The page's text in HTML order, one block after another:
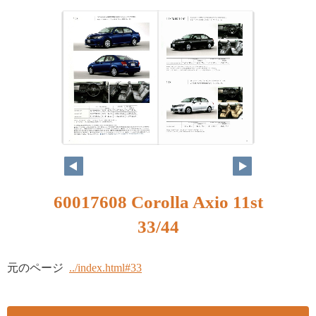
60017608 Corolla Axio 11st
33/44
元のページ ../index.html#33